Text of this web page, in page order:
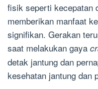
fisik seperti kecepatan
memberikan manfaat
signifikan. Gerakan
saat melakukan gaya
detak jantung dan
kesehatan jantung dan